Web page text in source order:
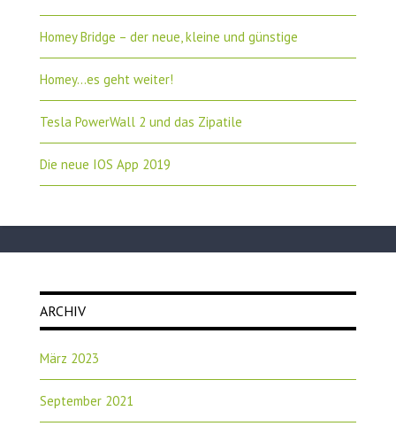
Homey Bridge – der neue, kleine und günstige
Homey…es geht weiter!
Tesla PowerWall 2 und das Zipatile
Die neue IOS App 2019
ARCHIV
März 2023
September 2021